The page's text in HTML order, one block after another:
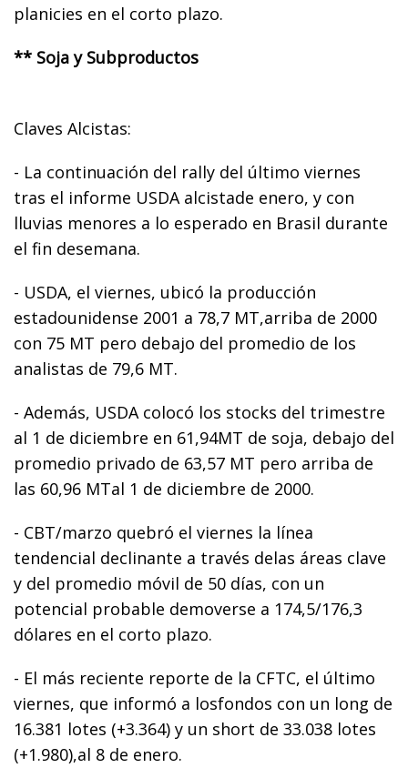
planicies en el corto plazo.
** Soja y Subproductos
Claves Alcistas:
- La continuación del rally del último viernes
tras el informe USDA alcistade enero, y con
lluvias menores a lo esperado en Brasil durante
el fin desemana.
- USDA, el viernes, ubicó la producción
estadounidense 2001 a 78,7 MT,arriba de 2000
con 75 MT pero debajo del promedio de los
analistas de 79,6 MT.
- Además, USDA colocó los stocks del trimestre
al 1 de diciembre en 61,94MT de soja, debajo del
promedio privado de 63,57 MT pero arriba de
las 60,96 MTal 1 de diciembre de 2000.
- CBT/marzo quebró el viernes la línea
tendencial declinante a través delas áreas clave
y del promedio móvil de 50 días, con un
potencial probable demoverse a 174,5/176,3
dólares en el corto plazo.
- El más reciente reporte de la CFTC, el último
viernes, que informó a losfondos con un long de
16.381 lotes (+3.364) y un short de 33.038 lotes
(+1.980),al 8 de enero.